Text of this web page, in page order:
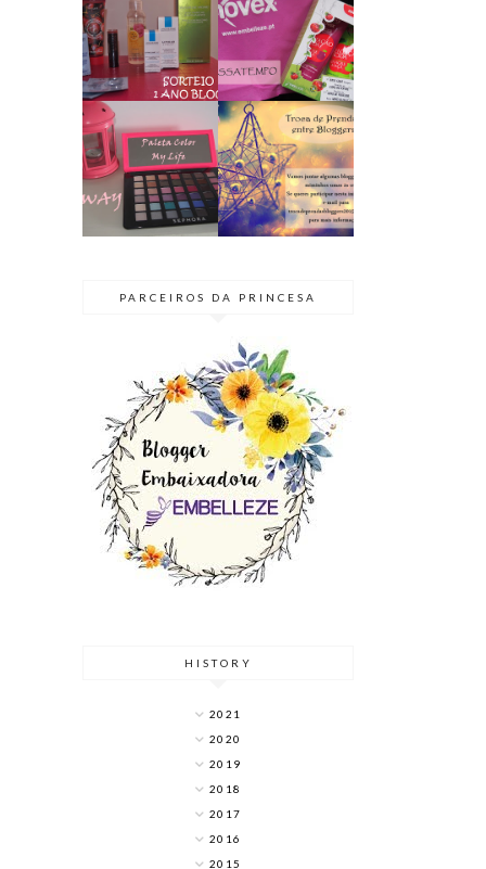
SORTEIO | 1
ANO DE BLOG
♥ TERMINADO
PASSATEMPO
// KIT NOVEX
TENTAÇÃO
ÁCIDA
GIVEAWAY |
PALETA COLOR
MY LIFE
@SEPHORA
BLOGGER
SECRETO 2015
| TROCA DE
PRENDAS
PARCEIROS DA PRINCESA
HISTORY
2021
2020
2019
2018
2017
2016
2015